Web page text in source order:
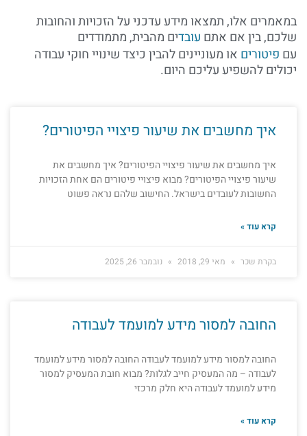
במאמרים אלו, תמצאו מידע עדכני על הזכויות והחובות
שלכם, בין אם אתם עובדים מהבית, מתמודדים
עם פיטורים או מעוניינים להבין כיצד שינויי חוקי עבודה
יכולים להשפיע עליכם היום.
איך מחשבים את שיעור פיצויי הפיטורים?
איך מחשבים את שיעור פיצויי הפיטורים? איך מחשבים את
שיעור פיצויי הפיטורים? מבוא פיצויי פיטורים הם אחת הזכויות
החשובות לעובדים בישראל. החישוב שלהם נראה פשוט
קרא עוד »
בקרת שכר מאי 29, 2018 נובמבר 26, 2025
החובה למסור מידע למועמד לעבודה
החובה למסור מידע למועמד לעבודה החובה למסור מידע למועמד
לעבודה – מה המעסיק חייב לגלות? מבוא חובת המעסיק למסור
מידע למועמד לעבודה היא חלק מרכזי
קרא עוד »